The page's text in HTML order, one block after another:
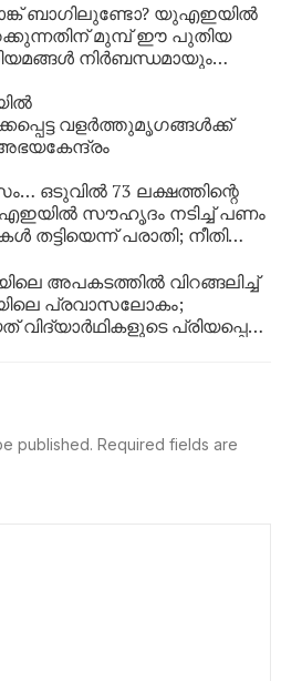
ബാഗിലുണ്ടോ? യുഎഇയിൽ
മുമ്പ് ഈ പുതിയ
നിർബന്ധമായും
വളർത്തുമൃഗങ്ങൾക്ക്
ഒടുവിൽ 73 ലക്ഷത്തിന്റെ
സൗഹൃദം നടിച്ച് പണം
തട്ടിയെന്ന് പരാതി; നീതി
അപകടത്തിൽ വിറങ്ങലിച്ച്
പ്രവാസലോകം;
വിദ്യാർഥികളുടെ പ്രിയപ്പെട്ട
published. Required fields are